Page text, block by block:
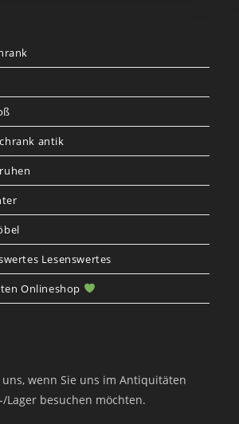
antik
Lesenswertes
Onlineshop
wenn Sie uns im Antiquitäten
Lager besuchen möchten.